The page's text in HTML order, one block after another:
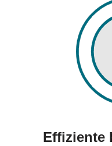
Effiziente